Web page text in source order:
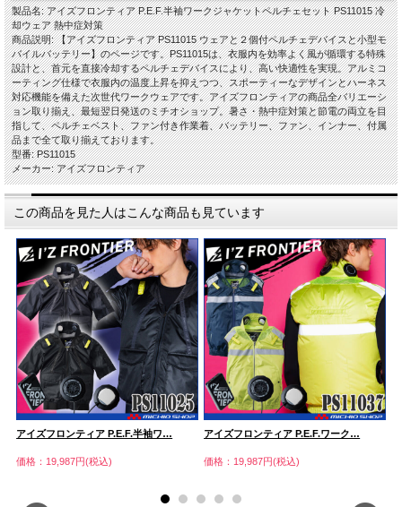
製品名: アイズフロンティア P.E.F.半袖ワークジャケットペルチェセット PS11015 冷
却ウェア 熱中症対策
商品説明: 【アイズフロンティア PS11015 ウェアと２個付ペルチェデバイスと小型モ
バイルバッテリー】のページです。PS11015は、衣服内を効率よく風が循環する特殊
設計と、首元を直接冷却するペルチェデバイスにより、高い快適性を実現。アルミコ
ーティング仕様で衣服内の温度上昇を抑えつつ、スポーティーなデザインとハーネス
対応機能を備えた次世代ワークウェアです。アイズフロンティアの商品全バリエーシ
ョン取り揃え、最短翌日発送のミチオショップ。暑さ・熱中症対策と節電の両立を目
指して、ペルチェベスト、ファン付き作業着、バッテリー、ファン、インナー、付属
品まで全て取り揃えております。
型番: PS11015
メーカー: アイズフロンティア
この商品を見た人はこんな商品も見ています
アイズフロンティア P.E.F.半袖ワ…
価格：19,987円(税込)
アイズフロンティア P.E.F.ワーク…
価格：19,987円(税込)